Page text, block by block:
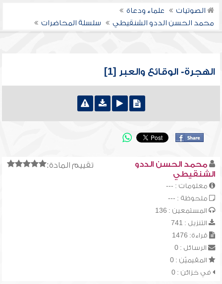
الصوتيات
علماء ودعاة
محمد الحسن الددو الشنقيطي
سلسلة المحاضرات
الهجرة- الوقائع والعبر [1]
تقييم المادة:
محمد الحسن الددو
الشنقيطي
معلومات : ---
ملحوظة : ---
المستمعين : 136
التنزيل : 741
قراءة: 1476
الرسائل : 0
المقيميّن : 0
في خزائن : 0